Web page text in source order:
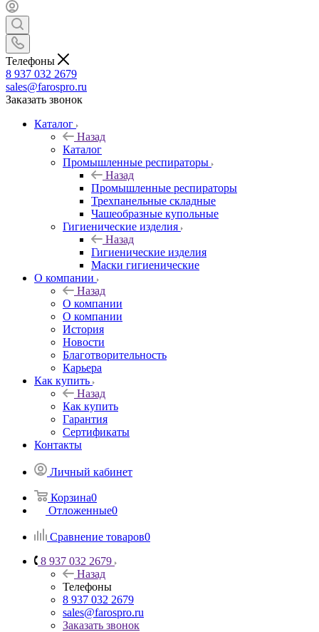
Телефоны
8 937 032 2679
sales@farospro.ru
Заказать звонок
Каталог
Назад
Каталог
Промышленные респираторы
Назад
Промышленные респираторы
Трехпанельные складные
Чашеобразные купольные
Гигиенические изделия
Назад
Гигиенические изделия
Маски гигиенические
О компании
Назад
О компании
О компании
История
Новости
Благотворительность
Карьера
Как купить
Назад
Как купить
Гарантия
Сертификаты
Контакты
Личный кабинет
Корзина0
Отложенные0
Сравнение товаров0
8 937 032 2679
Назад
Телефоны
8 937 032 2679
sales@farospro.ru
Заказать звонок